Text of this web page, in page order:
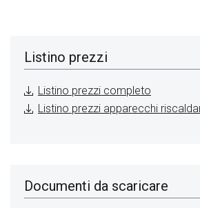
Listino prezzi
Listino prezzi completo
Listino prezzi apparecchi
Documenti da scaricare